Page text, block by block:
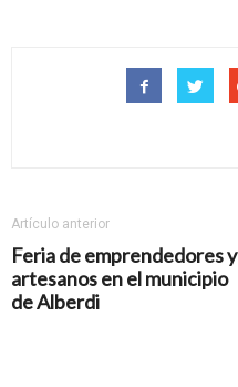
Artículo anterior
Feria de emprendedores y
artesanos en el municipio
de Alberdi